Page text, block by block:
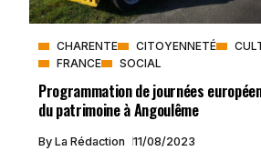
CHARENTE CITOYENNETÉ
FRANCE
SOCIAL
Programmation de journées
du patrimoine à Angoulême
By La Rédaction 11/08/2023